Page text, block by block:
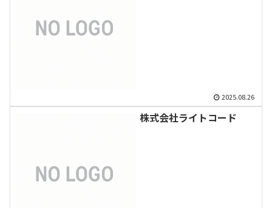
2025.08.26
株式会社ライトコード